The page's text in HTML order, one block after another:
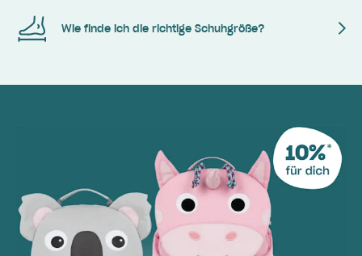
Wie finde ich die richtige Schuhgröße?